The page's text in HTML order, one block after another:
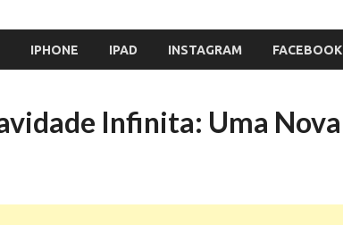
IPHONE IPAD INSTAGRAM FACEBOOK
Infinita: Uma Nova